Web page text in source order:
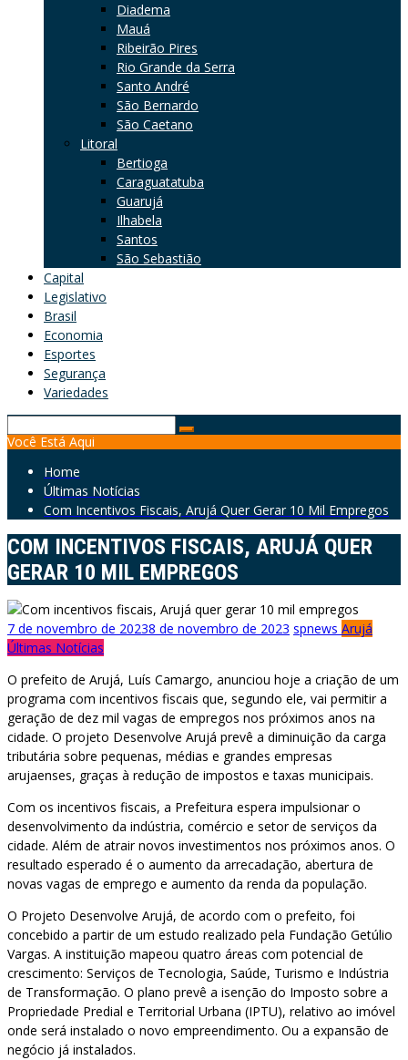
Diadema
Mauá
Ribeirão Pires
Rio Grande da Serra
Santo André
São Bernardo
São Caetano
Litoral
Bertioga
Caraguatatuba
Guarujá
Ilhabela
Santos
São Sebastião
Capital
Legislativo
Brasil
Economia
Esportes
Segurança
Variedades
for:
Você Está Aqui
Home
Últimas Notícias
Com Incentivos Fiscais, Arujá Quer Gerar 10 Mil Empregos
COM INCENTIVOS FISCAIS, ARUJÁ QUER
GERAR 10 MIL EMPREGOS
7 de novembro de 20238 de novembro de 2023 spnews Arujá
Últimas Notícias
O prefeito de Arujá, Luís Camargo, anunciou hoje a criação de um
programa com incentivos fiscais que, segundo ele, vai permitir a
geração de dez mil vagas de empregos nos próximos anos na
cidade. O projeto Desenvolve Arujá prevê a diminuição da carga
tributária sobre pequenas, médias e grandes empresas
arujaenses, graças à redução de impostos e taxas municipais.
Com os incentivos fiscais, a Prefeitura espera impulsionar o
desenvolvimento da indústria, comércio e setor de serviços da
cidade. Além de atrair novos investimentos nos próximos anos. O
resultado esperado é o aumento da arrecadação, abertura de
novas vagas de emprego e aumento da renda da população.
O Projeto Desenvolve Arujá, de acordo com o prefeito, foi
concebido a partir de um estudo realizado pela Fundação Getúlio
Vargas. A instituição mapeou quatro áreas com potencial de
crescimento: Serviços de Tecnologia, Saúde, Turismo e Indústria
de Transformação. O plano prevê a isenção do Imposto sobre a
Propriedade Predial e Territorial Urbana (IPTU), relativo ao imóvel
onde será instalado o novo empreendimento. Ou a expansão de
negócio já instalados.